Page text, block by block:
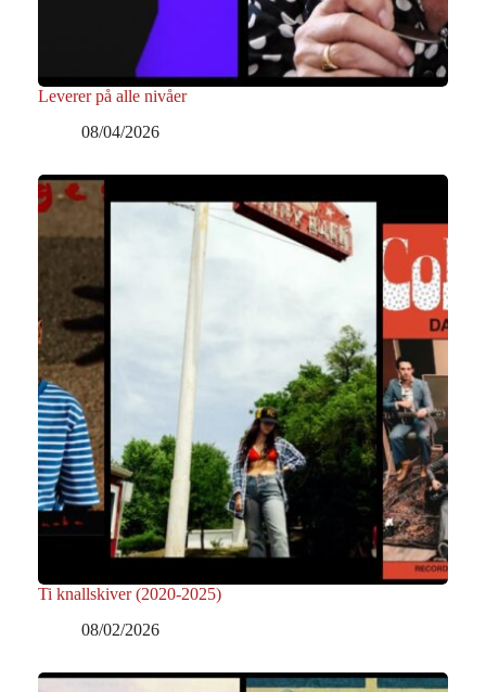
Leverer på alle nivåer
08/04/2026
Ti knallskiver (2020-2025)
08/02/2026